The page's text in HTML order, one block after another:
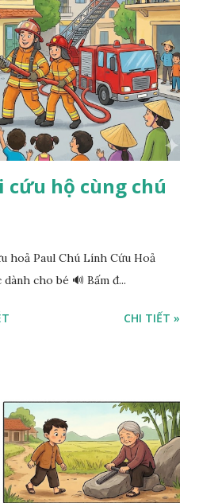
hộ cùng chú
hoả Paul Chú Lính Cứu Hoả
cho bé 🔊 Bấm đ...
CHI TIẾT »